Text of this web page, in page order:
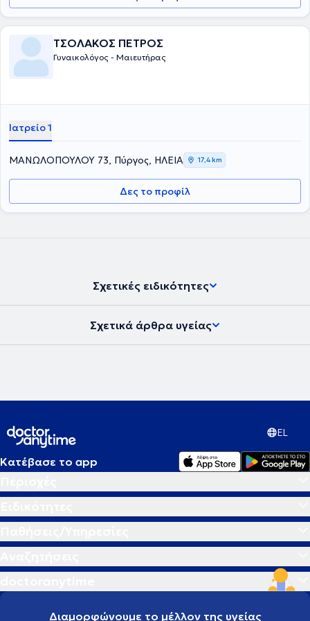
ΤΣΟΛΑΚΟΣ ΠΕΤΡΟΣ
Γυναικολόγος - Μαιευτήρας
Ιατρείο 1
ΜΑΝΩΛΟΠΟΥΛΟΥ 73, Πύργος, ΗΛΕΙΑ 17,4 km
Δες το προφίλ
Σχετικές ειδικότητες
Σχετικά άρθρα υγείας
EL
Κατέβασε το app
Διαμορφώνουμε το μέλλον της υγείας